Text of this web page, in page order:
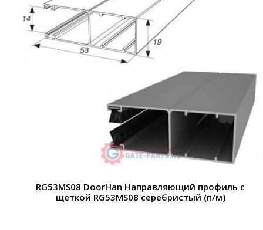
RG53MS08 DoorHan Направляющий профиль с
щеткой RG53MS08 серебристый (п/м)